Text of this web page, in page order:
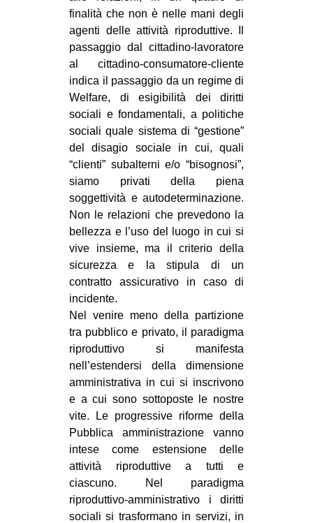
finalità che non è nelle mani degli
agenti delle attività riproduttive. Il
passaggio dal cittadino-lavoratore
al cittadino-consumatore-cliente
indica il passaggio da un regime di
Welfare, di esigibilità dei diritti
sociali e fondamentali, a politiche
sociali quale sistema di “gestione”
del disagio sociale in cui, quali
“clienti” subalterni e/o “bisognosi”,
siamo privati della piena
soggettività e autodeterminazione.
Non le relazioni che prevedono la
bellezza e l’uso del luogo in cui si
vive insieme, ma il criterio della
sicurezza e la stipula di un
contratto assicurativo in caso di
incidente.
Nel venire meno della partizione
tra pubblico e privato, il paradigma
riproduttivo si manifesta
nell’estendersi della dimensione
amministrativa in cui si inscrivono
e a cui sono sottoposte le nostre
vite. Le progressive riforme della
Pubblica amministrazione vanno
intese come estensione delle
attività riproduttive a tutti e
ciascuno. Nel paradigma
riproduttivo-amministrativo i diritti
sociali si trasformano in servizi, in